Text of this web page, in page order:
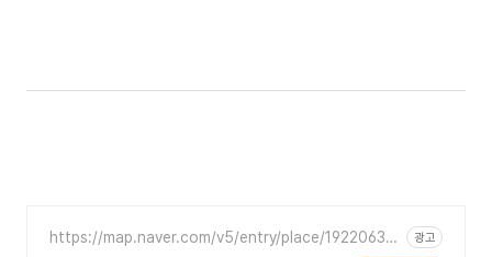
https://map.naver.com/v5/entry/place/19220634
광고